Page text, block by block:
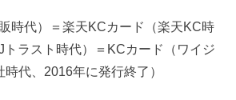
時代）＝楽天KCカード（楽天KC時
ラスト時代）＝KCカード（ワイジ
代、2016年に発行終了）